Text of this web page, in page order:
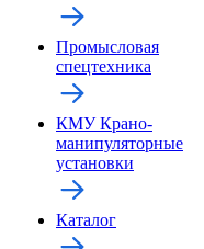
Промысловая
спецтехника
КМУ Крано-
манипуляторные
установки
Каталог